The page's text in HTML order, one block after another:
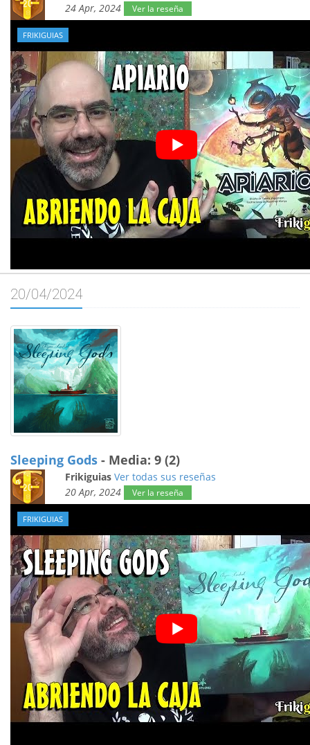
24 Apr, 2024
Ver la reseña
FRIKIGUIAS
20/04/2024
Sleeping Gods - Media: 9 (2)
Frikiguias Ver todas sus reseñas
20 Apr, 2024
Ver la reseña
FRIKIGUIAS